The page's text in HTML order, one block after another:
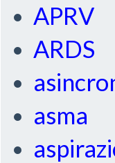
APRV
ARDS
asma